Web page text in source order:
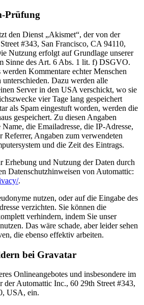
Prüfung
den Dienst „Akismet“, der von der
#343, San Francisco, CA 94110,
Nutzung erfolgt auf Grundlage unserer
Sinne des Art. 6 Abs. 1 lit. f) DSGVO.
Kommentare echter Menschen
Dazu werden alle
Server in den USA verschickt, wo sie
vier Tage lang gespeichert
als Spam eingestuft worden, werden die
gespeichert. Zu diesen Angaben
Name, die Emailadresse, die IP-Adresse,
Referrer, Angaben zum verwendeten
und die Zeit des Eintrags.
Erhebung und Nutzung der Daten durch
Datenschutzhinweisen von Automattic:
.
nutzen, oder auf die Eingabe des
verzichten. Sie können die
verhindern, indem Sie unser
Das wäre schade, aber leider sehen
die ebenso effektiv arbeiten.
bei Gravatar
Onlineangebotes und insbesondere im
der Automattic Inc., 60 29th Street #343,
USA, ein.